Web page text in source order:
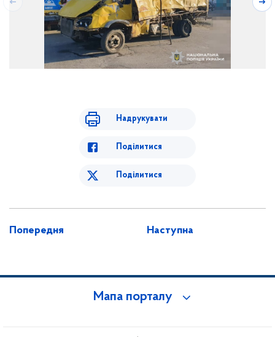
Надрукувати
Поділитися
Поділитися
Попередня Наступна
Мапа порталу